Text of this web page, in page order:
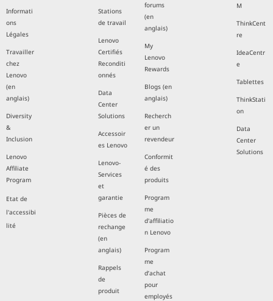
Informati
ons
Légales
Travailler
chez
Lenovo
(en
anglais)
Diversity
&
Inclusion
Lenovo
Affiliate
Program
Etat de
l'accessibi
lité
Stations
de travail
Lenovo
Certifiés
Reconditi
onnés
Data
Center
Solutions
Accessoir
es Lenovo
Lenovo-
Services
et
garantie
Pièces de
rechange
(en
anglais)
Rappels
de
produit
forums
(en
anglais)
My
Lenovo
Rewards
Blogs (en
anglais)
Recherch
er un
revendeur
Conformit
é des
produits
Program
me
d'affiliatio
n Lenovo
Program
me
d’achat
pour
employés
M
ThinkCent
re
IdeaCentr
e
Tablettes
ThinkStati
on
Data
Center
Solutions